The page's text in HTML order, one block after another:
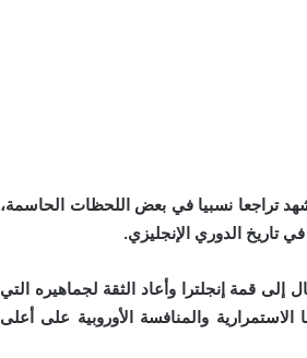
تراجعا نسبيا في بعض اللحظات الحاسمة،
تاريخ الدوري الإنجليزي.
إلى قمة إنجلترا وأعاد الثقة لجماهيره التي
والمنافسة الأوروبية على أعلى